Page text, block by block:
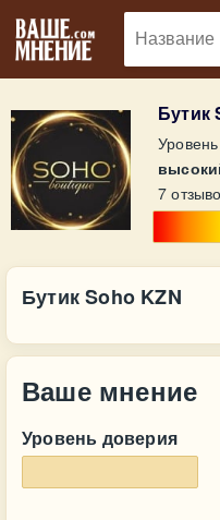
Бутик
7
Бутик Soho KZN
Ваше мнение
Уровень доверия